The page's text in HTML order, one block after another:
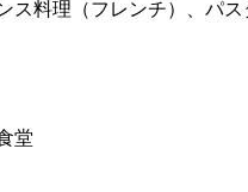
ス料理（フレンチ）、パ
堂